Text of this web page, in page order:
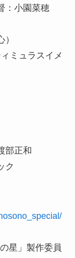
：小園菜穂
ミュラスイメ
部正和
ク
星」製作委員